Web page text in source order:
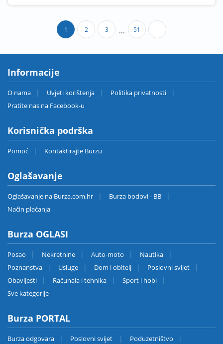
1 2 3 ... 51
Informacije
O nama Uvjeti korištenja
Politika privatnosti
Pratite nas na Facebook-u
Korisnička podrška
Pomoć Kontaktirajte Burzu
Oglašavanje
Oglašavanje na Burza.com.hr
Burza bodovi - BB
Način plaćanja
Burza OGLASI
Posao Nekretnine Auto-moto
Nautika
Poznanstva
Usluge Dom i obitelj
Poslovni svijet
Obavijesti
Računala i tehnika
Sport i hobi
Sve kategorije
Burza PORTAL
Burza odgovara Poslovni svijet Poduzetništvo